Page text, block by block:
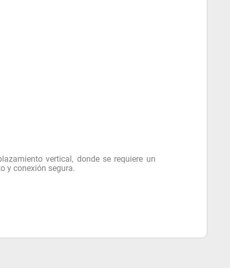
vertical, donde se requiere un
y conexión segura.